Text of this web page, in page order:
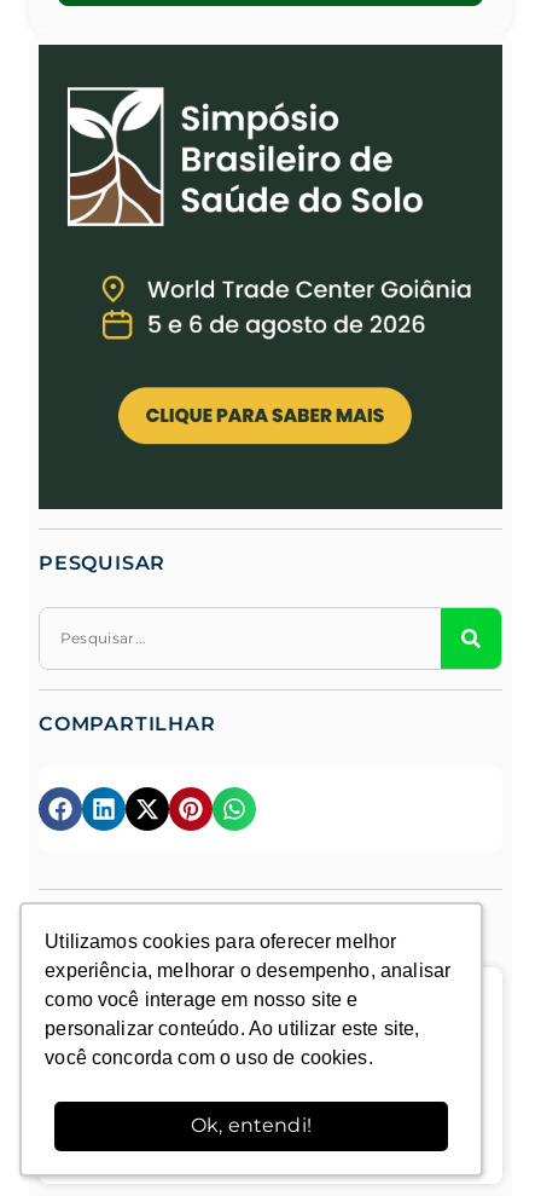
Utilizamos cookies para oferecer melhor
experiência, melhorar o desempenho, analisar
como você interage em nosso site e
personalizar conteúdo. Ao utilizar este site,
você concorda com o uso de cookies.
Ok, entendi!
Utilizamos cookies para oferecer melhor
experiência, melhorar o desempenho, analisar
como você interage em nosso site e
personalizar conteúdo. Ao utilizar este site,
você concorda com o uso de cookies.
Ok, entendi!
PESQUISAR
COMPARTILHAR
Ferrugem do cafeeiro: fisiologia do
parasitismo, dinâmica epidemiológica e
estratégias de manejo
Leia mais »